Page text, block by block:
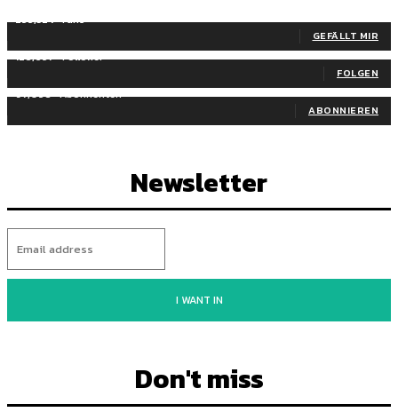
255,324 Fans
GEFÄLLT MIR
128,657 Follower
FOLGEN
97,058 Abonnenten
ABONNIEREN
Newsletter
I WANT IN
Don't miss